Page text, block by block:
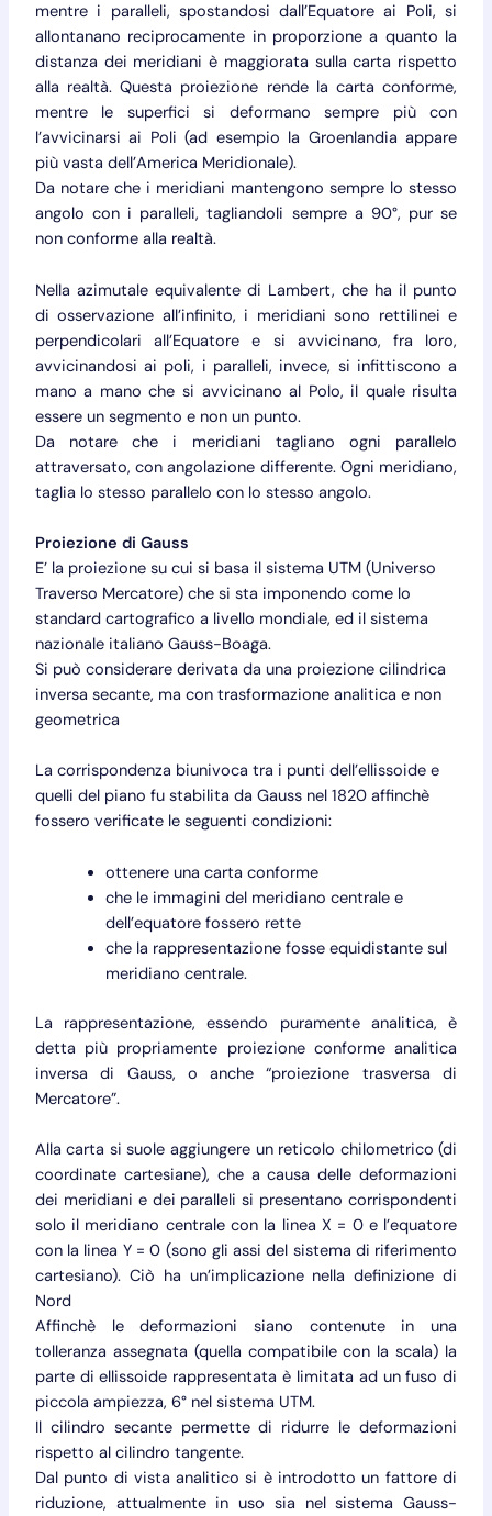
mentre i paralleli, spostandosi dall’Equatore ai Poli, si
allontanano reciprocamente in proporzione a quanto la
distanza dei meridiani è maggiorata sulla carta rispetto
alla realtà. Questa proiezione rende la carta conforme,
mentre le superfici si deformano sempre più con
l’avvicinarsi ai Poli (ad esempio la Groenlandia appare
più vasta dell’America Meridionale).
Da notare che i meridiani mantengono sempre lo stesso
angolo con i paralleli, tagliandoli sempre a 90°, pur se
non conforme alla realtà.
Nella azimutale equivalente di Lambert, che ha il punto
di osservazione all’infinito, i meridiani sono rettilinei e
perpendicolari all’Equatore e si avvicinano, fra loro,
avvicinandosi ai poli, i paralleli, invece, si infittiscono a
mano a mano che si avvicinano al Polo, il quale risulta
essere un segmento e non un punto.
Da notare che i meridiani tagliano ogni parallelo
attraversato, con angolazione differente. Ogni meridiano,
taglia lo stesso parallelo con lo stesso angolo.
Proiezione di Gauss
E’ la proiezione su cui si basa il sistema UTM (Universo
Traverso Mercatore) che si sta imponendo come lo
standard cartografico a livello mondiale, ed il sistema
nazionale italiano Gauss-Boaga.
Si può considerare derivata da una proiezione cilindrica
inversa secante, ma con trasformazione analitica e non
geometrica
La corrispondenza biunivoca tra i punti dell’ellissoide e
quelli del piano fu stabilita da Gauss nel 1820 affinchè
fossero verificate le seguenti condizioni:
ottenere una carta conforme
che le immagini del meridiano centrale e
dell’equatore fossero rette
che la rappresentazione fosse equidistante sul
meridiano centrale.
La rappresentazione, essendo puramente analitica, è
detta più propriamente proiezione conforme analitica
inversa di Gauss, o anche “proiezione trasversa di
Mercatore”.
Alla carta si suole aggiungere un reticolo chilometrico (di
coordinate cartesiane), che a causa delle deformazioni
dei meridiani e dei paralleli si presentano corrispondenti
solo il meridiano centrale con la linea X = 0 e l’equatore
con la linea Y = 0 (sono gli assi del sistema di riferimento
cartesiano). Ciò ha un’implicazione nella definizione di
Nord
Affinchè le deformazioni siano contenute in una
tolleranza assegnata (quella compatibile con la scala) la
parte di ellissoide rappresentata è limitata ad un fuso di
piccola ampiezza, 6° nel sistema UTM.
Il cilindro secante permette di ridurre le deformazioni
rispetto al cilindro tangente.
Dal punto di vista analitico si è introdotto un fattore di
riduzione, attualmente in uso sia nel sistema Gauss-